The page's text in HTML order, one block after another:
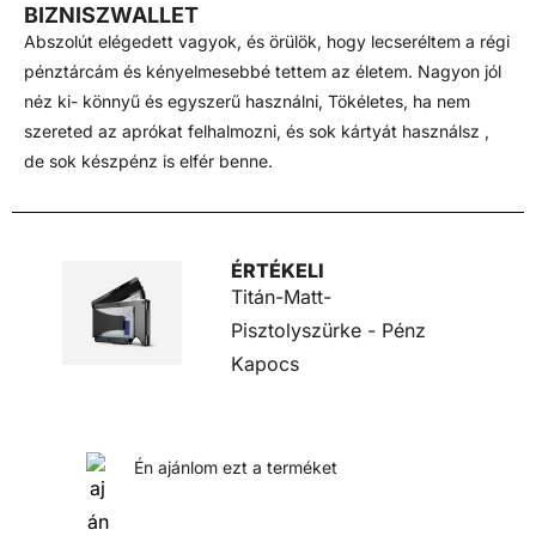
BIZNISZWALLET
Abszolút elégedett vagyok, és örülök, hogy lecseréltem a régi
pénztárcám és kényelmesebbé tettem az életem. Nagyon jól
néz ki- könnyű és egyszerű használni, Tökéletes, ha nem
szereted az aprókat felhalmozni, és sok kártyát használsz ,
de sok készpénz is elfér benne.
ÉRTÉKELI
Titán-Matt-
Pisztolyszürke - Pénz
Kapocs
Én ajánlom ezt a terméket